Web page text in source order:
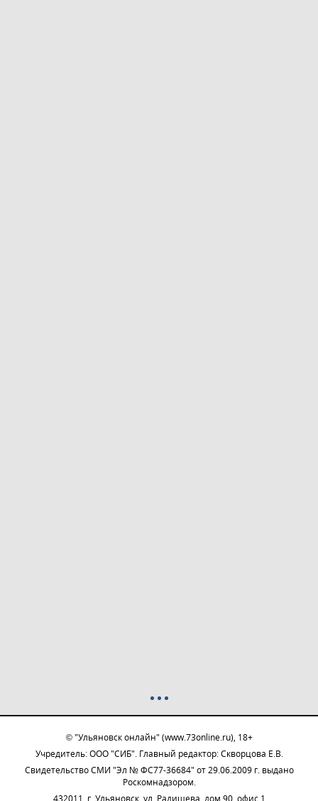
© "Ульяновск онлайн" (www.73online.ru), 18+
Учредитель: ООО "СИБ". Главный редактор: Скворцова Е.В.
Свидетельство СМИ "Эл № ФС77-36684" от 29.06.2009 г. выдано
Роскомнадзором.